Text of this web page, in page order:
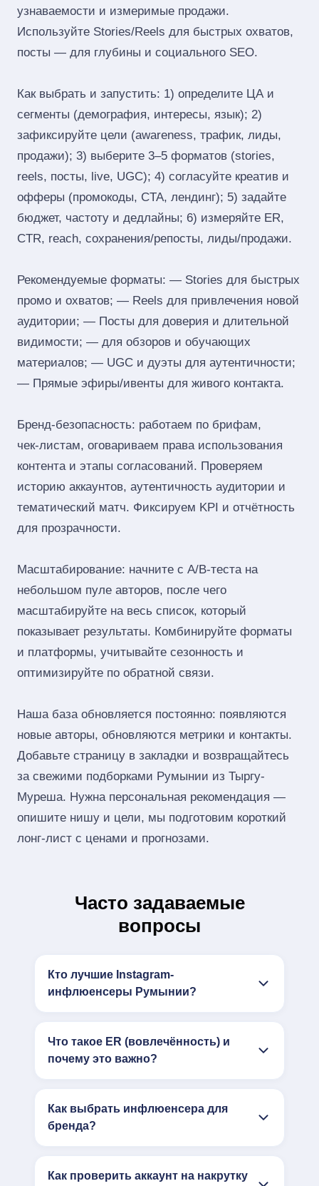
узнаваемости и измеримые продажи.
Используйте Stories/Reels для быстрых охватов,
посты — для глубины и социального SEO.
Как выбрать и запустить: 1) определите ЦА и
сегменты (демография, интересы, язык); 2)
зафиксируйте цели (awareness, трафик, лиды,
продажи); 3) выберите 3–5 форматов (stories,
reels, посты, live, UGC); 4) согласуйте креатив и
офферы (промокоды, CTA, лендинг); 5) задайте
бюджет, частоту и дедлайны; 6) измеряйте ER,
CTR, reach, сохранения/репосты, лиды/продажи.
Рекомендуемые форматы: — Stories для быстрых
промо и охватов; — Reels для привлечения новой
аудитории; — Посты для доверия и длительной
видимости; — для обзоров и обучающих
материалов; — UGC и дуэты для аутентичности;
— Прямые эфиры/ивенты для живого контакта.
Бренд‑безопасность: работаем по брифам,
чек‑листам, оговариваем права использования
контента и этапы согласований. Проверяем
историю аккаунтов, аутентичность аудитории и
тематический матч. Фиксируем KPI и отчётность
для прозрачности.
Масштабирование: начните с A/B‑теста на
небольшом пуле авторов, после чего
масштабируйте на весь список, который
показывает результаты. Комбинируйте форматы
и платформы, учитывайте сезонность и
оптимизируйте по обратной связи.
Наша база обновляется постоянно: появляются
новые авторы, обновляются метрики и контакты.
Добавьте страницу в закладки и возвращайтесь
за свежими подборками Румынии из Тыргу-
Муреша. Нужна персональная рекомендация —
опишите нишу и цели, мы подготовим короткий
лонг‑лист с ценами и прогнозами.
Часто задаваемые
вопросы
Кто лучшие Instagram-
инфлюенсеры Румынии?
Что такое ER (вовлечённость) и
почему это важно?
Как выбрать инфлюенсера для
бренда?
Как проверить аккаунт на накрутку